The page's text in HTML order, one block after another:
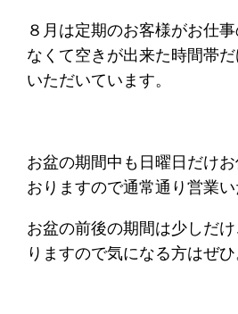
８月は定期のお客様がお仕
なくて空きが出来た時間帯
いただいています。
お盆の期間中も日曜日だけ
おりますので通常通り営業い
お盆の前後の期間は少しだ
りますので気になる方はぜひ